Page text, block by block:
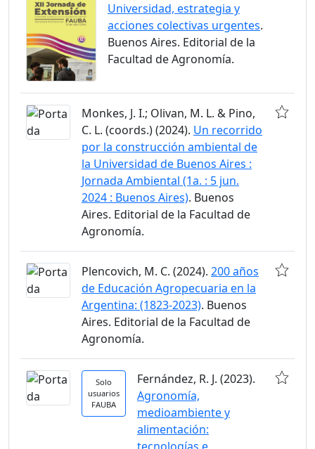
Universidad, estrategia y
acciones colectivas urgentes.
Buenos Aires. Editorial de la
Facultad de Agronomía.
Monkes, J. I.; Olivan, M. L. & Pino,
C. L. (coords.) (2024). Un recorrido
por la construcción ambiental de
la Universidad de Buenos Aires :
Jornada Ambiental (1a. : 5 jun.
2024 : Buenos Aires). Buenos
Aires. Editorial de la Facultad de
Agronomía.
Plencovich, M. C. (2024). 200 años
de Educación Agropecuaria en la
Argentina: (1823-2023). Buenos
Aires. Editorial de la Facultad de
Agronomía.
Solo
usuarios
FAUBA
Fernández, R. J. (2023).
Agronomía,
medioambiente y
alimentación: